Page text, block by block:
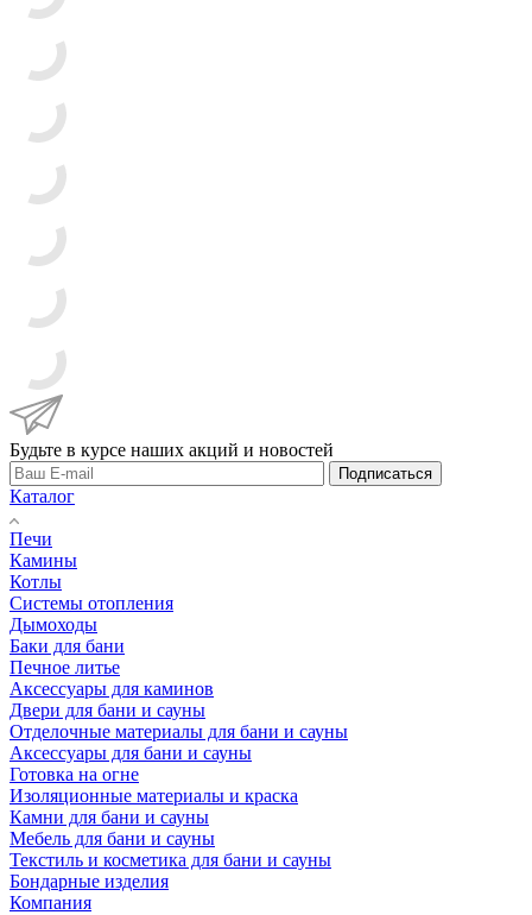
Будьте в курсе наших акций и новостей
Подписаться
Каталог
Печи
Камины
Котлы
Системы отопления
Дымоходы
Баки для бани
Печное литье
Аксессуары для каминов
Двери для бани и сауны
Отделочные материалы для бани и сауны
Аксессуары для бани и сауны
Готовка на огне
Изоляционные материалы и краска
Камни для бани и сауны
Мебель для бани и сауны
Текстиль и косметика для бани и сауны
Бондарные изделия
Компания